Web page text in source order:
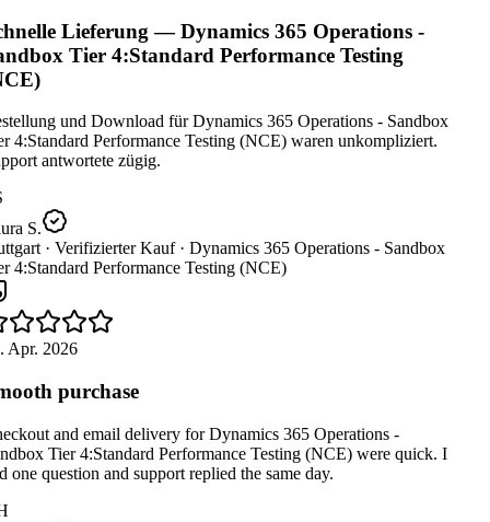
Lieferung — Dynamics 365 Operations -
Tier 4:Standard Performance Testing
und Download für Dynamics 365 Operations - Sandbox
4:Standard Performance Testing (NCE) waren unkompliziert.
antwortete zügig.
S.
· Verifizierter Kauf · Dynamics 365 Operations - Sandbox
4:Standard Performance Testing (NCE)
Apr. 2026
purchase
and email delivery for Dynamics 365 Operations -
Tier 4:Standard Performance Testing (NCE) were quick. I
one question and support replied the same day.